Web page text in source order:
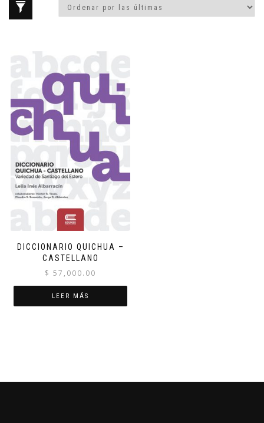
DICCIONARIO QUICHUA –
CASTELLANO
$ 57,000.00
LEER MÁS